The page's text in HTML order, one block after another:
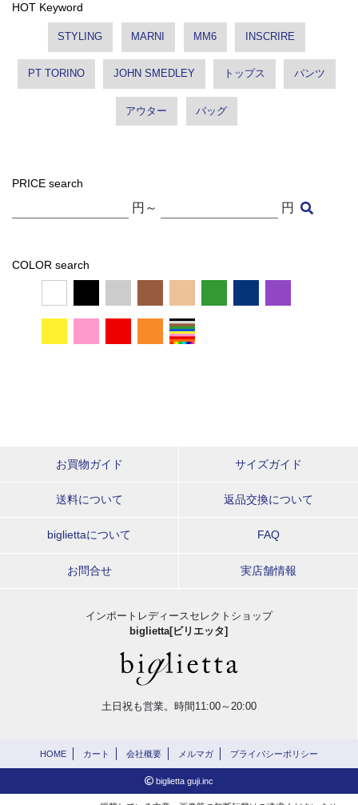
HOT Keyword
STYLING MARNI MM6 INSCRIRE
PT TORINO JOHN SMEDLEY トップス パンツ
アウター バッグ
PRICE search
円～ 円
COLOR search
お買物ガイド サイズガイド
送料について 返品交換について
bigliettaについて FAQ
お問合せ 実店舗情報
インポートレディースセレクトショップ
biglietta[ビリエッタ]
土日祝も営業。時間11:00～20:00
HOME カート 会社概要 メルマガ プライバシーポリシー
biglietta guji.inc